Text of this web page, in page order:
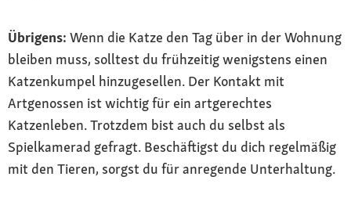
Übrigens: Wenn die Katze den Tag über in der Wohnung
bleiben muss, solltest du frühzeitig wenigstens einen
Katzenkumpel hinzugesellen. Der Kontakt mit
Artgenossen ist wichtig für ein artgerechtes
Katzenleben. Trotzdem bist auch du selbst als
Spielkamerad gefragt. Beschäftigst du dich regelmäßig
mit den Tieren, sorgst du für anregende Unterhaltung.